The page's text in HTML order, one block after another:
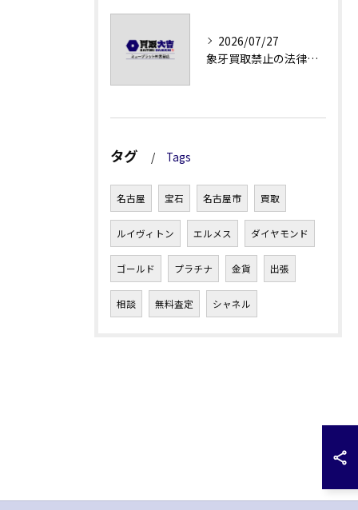
2026/07/27
象牙買取禁止の法律と背景解説
タグ Tags
名古屋 宝石 名古屋市 買取
ルイヴィトン エルメス ダイヤモンド
ゴールド プラチナ 金貨 出張
相談 無料査定 シャネル